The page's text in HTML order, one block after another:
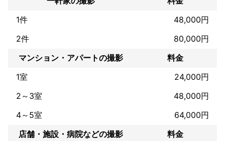
さいませ♪
これまでの実績
スタジオ撮影(プロフィール写真、証明写真)
注文住宅の竣工写真
商業施設の竣工写真
ウーバーイーツのヒーロー写真
保育園撮影
1件
48,000円
2件
80,000円
マンション・アパートの撮影
料金
1室
24,000円
2～3室
48,000円
4～5室
64,000円
店舗・施設・病院などの撮影
料金